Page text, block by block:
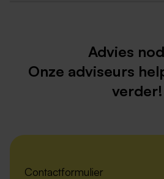
Advies
Onze adviseurs
verder!
Contactformulier